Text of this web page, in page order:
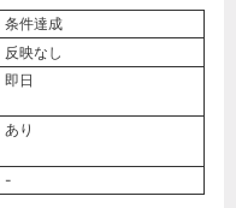
条件達成
反映なし
即日
あり
-